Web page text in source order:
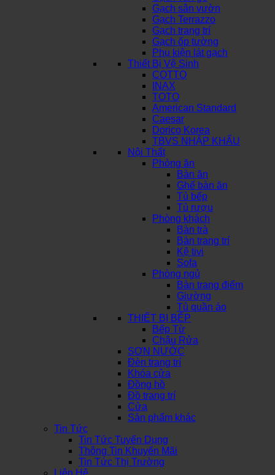
Gạch sân vườn
Gạch Terrazzo
Gạch trang trí
Gạch ốp tường
Phụ kiện lát gạch
Thiết Bị Vệ Sinh
COTTO
INAX
TOTO
American Standard
Caesar
Dorico Korea
TBVS NHẬP KHẨU
Nội Thất
Phòng ăn
Bàn ăn
Ghế bàn ăn
Tủ bếp
Tủ rượu
Phòng khách
Bàn trà
Bàn trang trí
Kệ tivi
Sofa
Phòng ngủ
Bàn trang điểm
Giường
Tủ quần áo
THIẾT BỊ BẾP
Bếp Từ
Chậu Rửa
SƠN NƯỚC
Đèn trang trí
Khóa cửa
Đồng hồ
Đồ trang trí
Cửa
Sản phẩm khác
Tin Tức
Tin Tức Tuyển Dụng
Thông Tin Khuyến Mãi
Tin Tức Thị Trường